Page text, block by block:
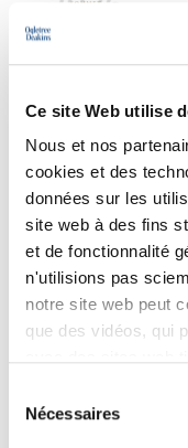
Ce site Web utilise
Nous et nos
cookies et des
données sur les
site web à des fins
et de fonctionnalité
n'utilisions pas
notre site web peut
que des vidéos, qui
visiteurs de notre
tels que les
Nécessaires
DOMAINES
Actionnariat,
Compliance sociale
Gestion de la